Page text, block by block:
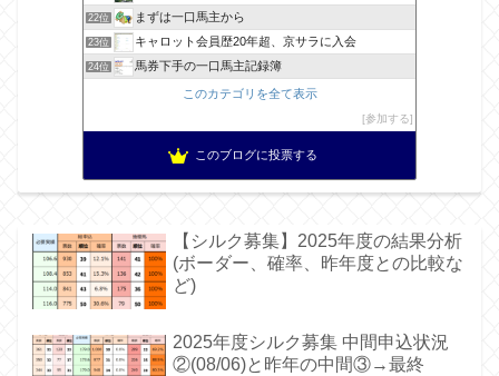
22位 まずは一口馬主から
23位 キャロット会員歴20年超、京サラに入会
24位 馬券下手の一口馬主記録簿
このカテゴリを全て表示
参加する
このブログに投票する
【シルク募集】2025年度の結果分析
(ボーダー、確率、昨年度との比較な
ど)
2025年度シルク募集 中間申込状況
②(08/06)と昨年の中間③→最終